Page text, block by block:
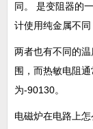
同。 是变阻器的
计使用纯金属不同
两者也有不同的
围，而热敏电阻
为-90130。
电磁炉在电路上